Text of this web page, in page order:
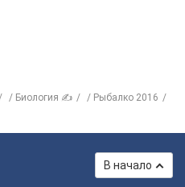
Биология ✍
Рыбалко 2016
В начало